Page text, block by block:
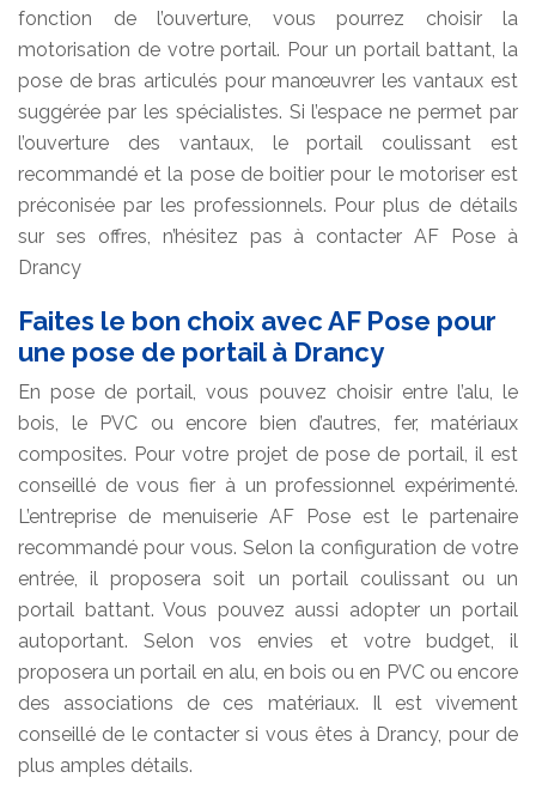
fonction de l’ouverture, vous pourrez choisir la
motorisation de votre portail. Pour un portail battant, la
pose de bras articulés pour manœuvrer les vantaux est
suggérée par les spécialistes. Si l’espace ne permet par
l’ouverture des vantaux, le portail coulissant est
recommandé et la pose de boitier pour le motoriser est
préconisée par les professionnels. Pour plus de détails
sur ses offres, n’hésitez pas à contacter AF Pose à
Drancy
Faites le bon choix avec AF Pose pour
une pose de portail à Drancy
En pose de portail, vous pouvez choisir entre l’alu, le
bois, le PVC ou encore bien d’autres, fer, matériaux
composites. Pour votre projet de pose de portail, il est
conseillé de vous fier à un professionnel expérimenté.
L’entreprise de menuiserie AF Pose est le partenaire
recommandé pour vous. Selon la configuration de votre
entrée, il proposera soit un portail coulissant ou un
portail battant. Vous pouvez aussi adopter un portail
autoportant. Selon vos envies et votre budget, il
proposera un portail en alu, en bois ou en PVC ou encore
des associations de ces matériaux. Il est vivement
conseillé de le contacter si vous êtes à Drancy, pour de
plus amples détails.